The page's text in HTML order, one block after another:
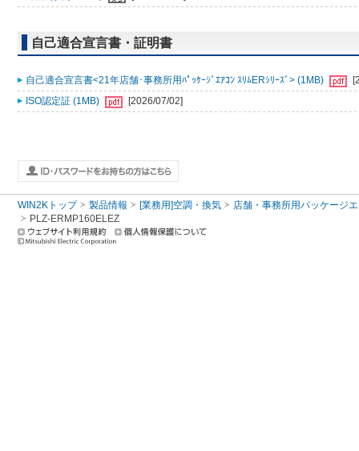
自己適合宣言書・証明書
自己適合宣言書<21年店舗･事務所用ﾊﾟｯｹｰｼﾞｴｱｺﾝ ｽﾘﾑERｼﾘｰｽﾞ> (1MB)
ISO認定証 (1MB)
[2026/07/02]
WIN2Kトップ 製品情報 [業務用]空調・換気
店舗・事務所用パッケージ
PLZ-ERMP160ELEZ